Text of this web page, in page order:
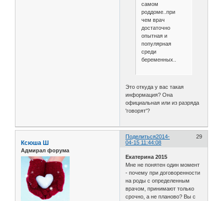
самом
роддоме..при
чем врач
достаточно
опытная и
популярная
среди
беременных..
Это откуда у вас такая
информация? Она
официальная или из разряда
'говорят'?
Поделиться 29
2014-
04-15 11:44:08
Ксюша Ш
Адмирал форума
Екатерина 2015
Мне не понятен один момент
- почему при договоренности
на роды с определенным
врачом, принимают только
срочно, а не планово? Вы с